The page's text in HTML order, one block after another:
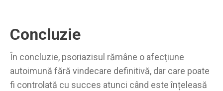
Concluzie
În concluzie, psoriazisul rămâne o afecțiune
autoimună fără vindecare definitivă, dar care poate
fi controlată cu succes atunci când este înțeleasă